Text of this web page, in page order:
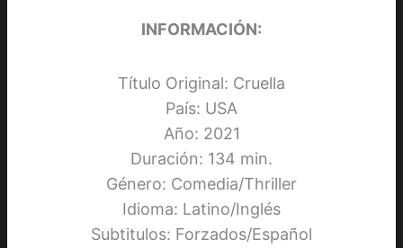
INFORMACIÓN:
Título Original: Cruella
País: USA
Año: 2021
Duración: 134 min.
Género: Comedia/Thriller
Idioma: Latino/Inglés
Subtitulos: Forzados/Español